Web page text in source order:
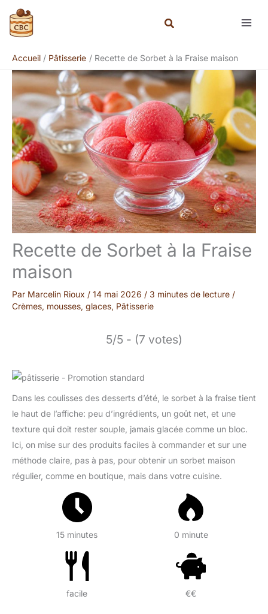
contenu
Accueil
Pâtisserie Recette de Sorbet à la Fraise maison
Recette de Sorbet à la Fraise
maison
Par Marcelin Rioux / 14 mai 2026 / 3 minutes de lecture /
Crèmes, mousses, glaces, Pâtisserie
5/5 - (7 votes)
Dans les coulisses des desserts d’été, le sorbet à la fraise tient
le haut de l’affiche: peu d’ingrédients, un goût net, et une
texture qui doit rester souple, jamais glacée comme un bloc.
Ici, on mise sur des produits faciles à commander et sur une
méthode claire, pas à pas, pour obtenir un sorbet maison
régulier, comme en boutique, mais dans votre cuisine.
15 minutes 0 minute
facile €€
Rechercher